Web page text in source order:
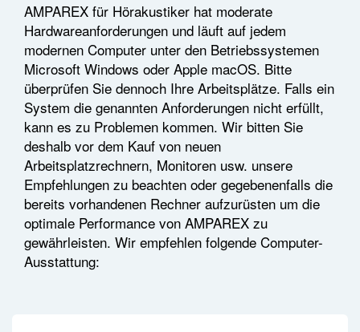
AMPAREX für Hörakustiker hat moderate
Hardwareanforderungen und läuft auf jedem
modernen Computer unter den Betriebssystemen
Microsoft Windows oder Apple macOS. Bitte
überprüfen Sie dennoch Ihre Arbeitsplätze. Falls ein
System die genannten Anforderungen nicht erfüllt,
kann es zu Problemen kommen. Wir bitten Sie
deshalb vor dem Kauf von neuen
Arbeitsplatzrechnern, Monitoren usw. unsere
Empfehlungen zu beachten oder gegebenenfalls die
bereits vorhandenen Rechner aufzurüsten um die
optimale Performance von AMPAREX zu
gewährleisten. Wir empfehlen folgende Computer-
Ausstattung: